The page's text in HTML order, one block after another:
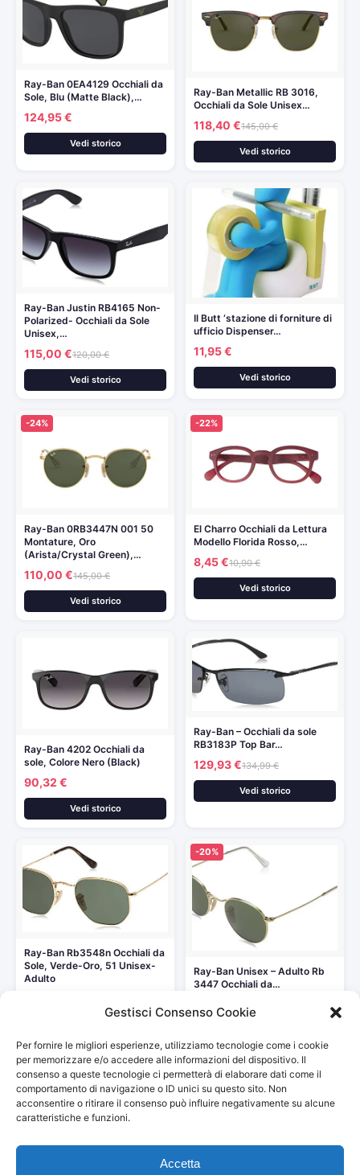
Gestisci Consenso Cookie
Per fornire le migliori esperienze, utilizziamo tecnologie come i cookie
per memorizzare e/o accedere alle informazioni del dispositivo. Il
consenso a queste tecnologie ci permetterà di elaborare dati come il
comportamento di navigazione o ID unici su questo sito. Non
acconsentire o ritirare il consenso può influire negativamente su alcune
caratteristiche e funzioni.
Accetta
Ray-Ban 0EA4129 Occhiali da
Sole, Blu (Matte Black),…
124,95 €
Vedi storico
Ray-Ban Metallic RB 3016,
Occhiali da Sole Unisex…
118,40 €145,00 €
Vedi storico
Ray-Ban Justin RB4165 Non-
Polarized- Occhiali da Sole
Unisex,…
115,00 €120,00 €
Vedi storico
Il Butt ‘stazione di forniture di
ufficio Dispenser…
11,95 €
Vedi storico
-24%
Ray-Ban 0RB3447N 001 50
Montature, Oro
(Arista/Crystal Green),…
110,00 €145,00 €
Vedi storico
-22%
El Charro Occhiali da Lettura
Modello Florida Rosso,…
8,45 €10,90 €
Vedi storico
Ray-Ban 4202 Occhiali da
sole, Colore Nero (Black)
90,32 €
Vedi storico
Ray-Ban – Occhiali da sole
RB3183P Top Bar…
129,93 €134,99 €
Vedi storico
Ray-Ban Rb3548n Occhiali da
Sole, Verde-Oro, 51 Unisex-
Adulto
-20%
Ray-Ban Unisex – Adulto Rb
3447 Occhiali da…
145,00 €
© 2026Arredamento Country
Partecipante al Programma di Affiliazione Amazon EU, un programma